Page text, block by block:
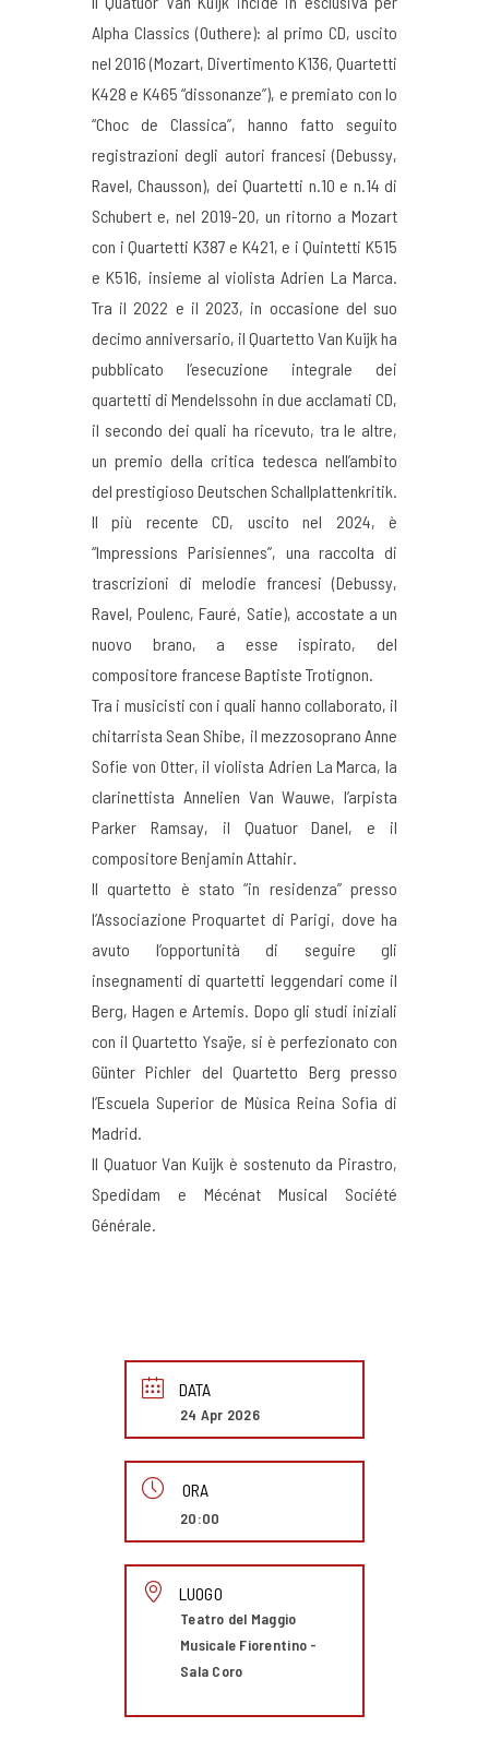
Alpha Classics (Outhere): al primo CD, uscito
nel 2016 (Mozart, Divertimento K136, Quartetti
K428 e K465 “dissonanze”), e premiato con lo
“Choc de Classica”, hanno fatto seguito
registrazioni degli autori francesi (Debussy,
Ravel, Chausson), dei Quartetti n.10 e n.14 di
Schubert e, nel 2019-20, un ritorno a Mozart
con i Quartetti K387 e K421, e i Quintetti K515
e K516, insieme al violista Adrien La Marca.
Tra il 2022 e il 2023, in occasione del suo
decimo anniversario, il Quartetto Van Kuijk ha
pubblicato l’esecuzione integrale dei
quartetti di Mendelssohn in due acclamati CD,
il secondo dei quali ha ricevuto, tra le altre,
un premio della critica tedesca nell’ambito
del prestigioso Deutschen Schallplattenkritik.
Il più recente CD, uscito nel 2024, è
“Impressions Parisiennes”, una raccolta di
trascrizioni di melodie francesi (Debussy,
Ravel, Poulenc, Fauré, Satie), accostate a un
nuovo brano, a esse ispirato, del
compositore francese Baptiste Trotignon.
Tra i musicisti con i quali hanno collaborato, il
chitarrista Sean Shibe, il mezzosoprano Anne
Sofie von Otter, il violista Adrien La Marca, la
clarinettista Annelien Van Wauwe, l’arpista
Parker Ramsay, il Quatuor Danel, e il
compositore Benjamin Attahir.
Il quartetto è stato “in residenza” presso
l’Associazione Proquartet di Parigi, dove ha
avuto l’opportunità di seguire gli
insegnamenti di quartetti leggendari come il
Berg, Hagen e Artemis. Dopo gli studi iniziali
con il Quartetto Ysaÿe, si è perfezionato con
Günter Pichler del Quartetto Berg presso
l’Escuela Superior de Mùsica Reina Sofia di
Madrid.
Il Quatuor Van Kuijk è sostenuto da Pirastro,
Spedidam e Mécénat Musical Société
Générale.
DATA
24 Apr 2026
ORA
20:00
LUOGO
Teatro del Maggio
Musicale Fiorentino -
Sala Coro